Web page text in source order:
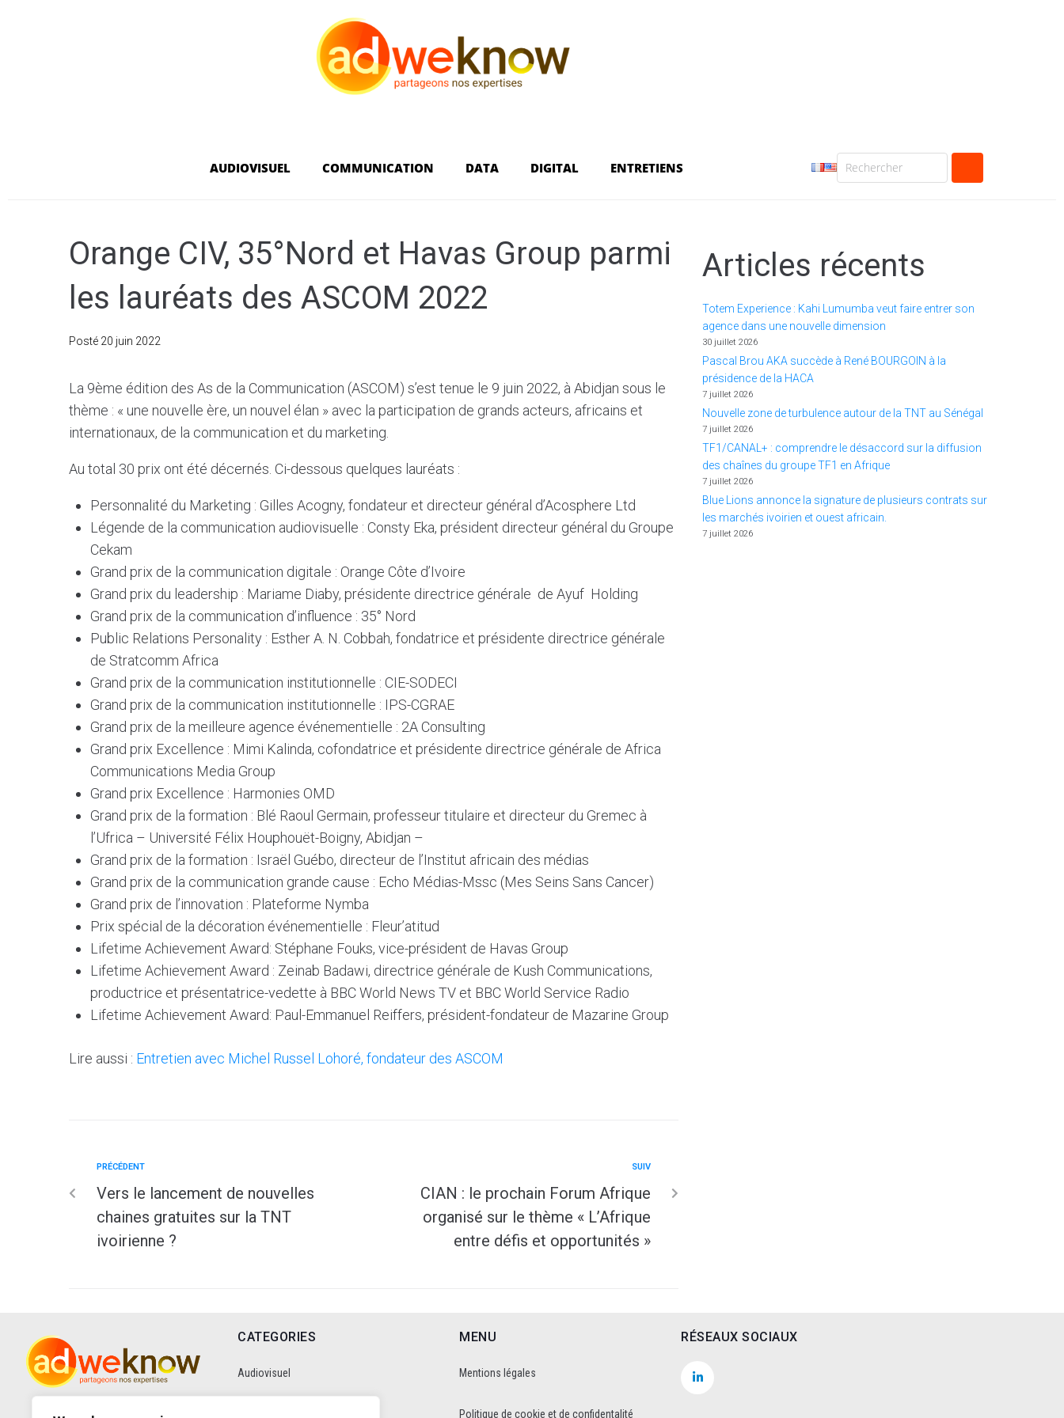
AUDIOVISUEL COMMUNICATION DATA DIGITAL ENTRETIENS
Orange CIV, 35°Nord et Havas Group parmi
les lauréats des ASCOM 2022
Posté 20 juin 2022
La 9ème édition des As de la Communication (ASCOM) s’est tenue le 9 juin 2022, à Abidjan sous le
thème : « une nouvelle ère, un nouvel élan » avec la participation de grands acteurs, africains et
internationaux, de la communication et du marketing.
Au total 30 prix ont été décernés. Ci-dessous quelques lauréats :
Personnalité du Marketing : Gilles Acogny, fondateur et directeur général d’Acosphere Ltd
Légende de la communication audiovisuelle : Consty Eka, président directeur général du Groupe
Cekam
Grand prix de la communication digitale : Orange Côte d’Ivoire
Grand prix du leadership : Mariame Diaby, présidente directrice générale de Ayuf Holding
Grand prix de la communication d’influence : 35° Nord
Public Relations Personality : Esther A. N. Cobbah, fondatrice et présidente directrice générale
de Stratcomm Africa
Grand prix de la communication institutionnelle : CIE-SODECI
Grand prix de la communication institutionnelle : IPS-CGRAE
Grand prix de la meilleure agence événementielle : 2A Consulting
Grand prix Excellence : Mimi Kalinda, cofondatrice et présidente directrice générale de Africa
Communications Media Group
Grand prix Excellence : Harmonies OMD
Grand prix de la formation : Blé Raoul Germain, professeur titulaire et directeur du Gremec à
l’Ufrica – Université Félix Houphouët-Boigny, Abidjan –
Grand prix de la formation : Israël Guébo, directeur de l’Institut africain des médias
Grand prix de la communication grande cause : Echo Médias-Mssc (Mes Seins Sans Cancer)
Grand prix de l’innovation : Plateforme Nymba
Prix spécial de la décoration événementielle : Fleur’atitud
Lifetime Achievement Award: Stéphane Fouks, vice-président de Havas Group
Lifetime Achievement Award : Zeinab Badawi, directrice générale de Kush Communications,
productrice et présentatrice-vedette à BBC World News TV et BBC World Service Radio
Lifetime Achievement Award: Paul-Emmanuel Reiffers, président-fondateur de Mazarine Group
Lire aussi : Entretien avec Michel Russel Lohoré, fondateur des ASCOM
PRÉCÉDENT
Vers le lancement de nouvelles
chaines gratuites sur la TNT
ivoirienne ?
SUIV
CIAN : le prochain Forum Afrique
organisé sur le thème « L’Afrique
entre défis et opportunités »
Articles récents
Totem Experience : Kahi Lumumba veut faire entrer son
agence dans une nouvelle dimension
30 juillet 2026
Pascal Brou AKA succède à René BOURGOIN à la
présidence de la HACA
7 juillet 2026
Nouvelle zone de turbulence autour de la TNT au Sénégal
7 juillet 2026
TF1/CANAL+ : comprendre le désaccord sur la diffusion
des chaînes du groupe TF1 en Afrique
7 juillet 2026
Blue Lions annonce la signature de plusieurs contrats sur
les marchés ivoirien et ouest africain.
7 juillet 2026
CATEGORIES
Audiovisuel
MENU
Mentions légales
Politique de cookie et de confidentalité
RÉSEAUX SOCIAUX